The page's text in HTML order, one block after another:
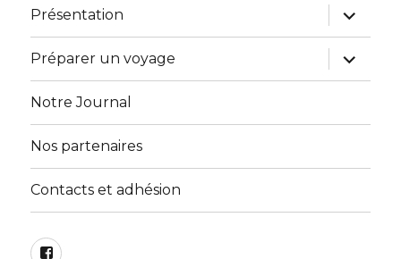
Présentation
ouvrir
le
sous-
menu
Préparer un voyage
ouvrir
le
sous-
Notre Journal
Nos partenaires
Contacts et adhésion
Facebook